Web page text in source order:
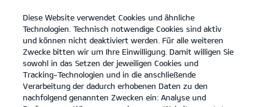
open
menu
KONTAKT
Diese Website verwendet Cookies und ähnliche
Technologien. Technisch notwendige Cookies sind aktiv
und können nicht deaktiviert werden. Für alle weiteren
Zwecke bitten wir um Ihre Einwilligung. Damit willigen Sie
sowohl in das Setzen der jeweiligen Cookies und
Tracking-Technologien und in die anschließende
Verarbeitung der dadurch erhobenen Daten zu den
nachfolgend genannten Zwecken ein: Analyse und